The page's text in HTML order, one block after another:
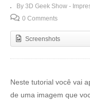
By 3D Geek Show -
0 Comments
Screenshots
Neste tutorial você vai
de uma imagem que